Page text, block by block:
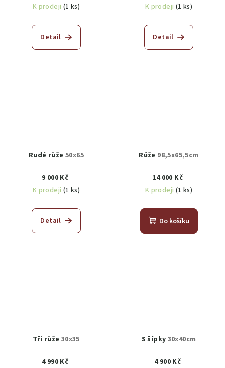
K prodeji (1 ks)
Detail
K prodeji (1 ks)
Detail
Rudé růže 50x65
9 000 Kč
K prodeji (1 ks)
Detail
Růže 98,5x65,5cm
14 000 Kč
K prodeji (1 ks)
Do košíku
Tři růže 30x35
4 990 Kč
S šípky 30x40cm
4 900 Kč